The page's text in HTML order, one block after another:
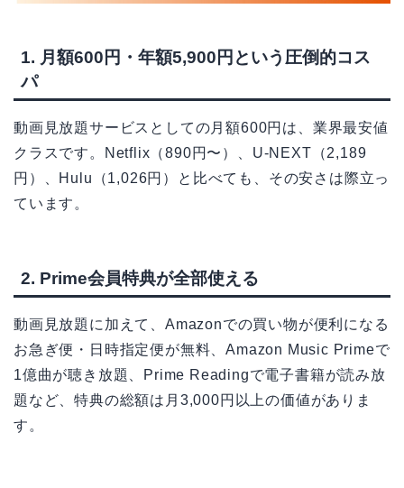
1. 月額600円・年額5,900円という圧倒的コス
パ
動画見放題サービスとしての月額600円は、業界最安値
クラスです。Netflix（890円〜）、U-NEXT（2,189
円）、Hulu（1,026円）と比べても、その安さは際立っ
ています。
2. Prime会員特典が全部使える
動画見放題に加えて、Amazonでの買い物が便利になる
お急ぎ便・日時指定便が無料、Amazon Music Primeで
1億曲が聴き放題、Prime Readingで電子書籍が読み放
題など、特典の総額は月3,000円以上の価値がありま
す。